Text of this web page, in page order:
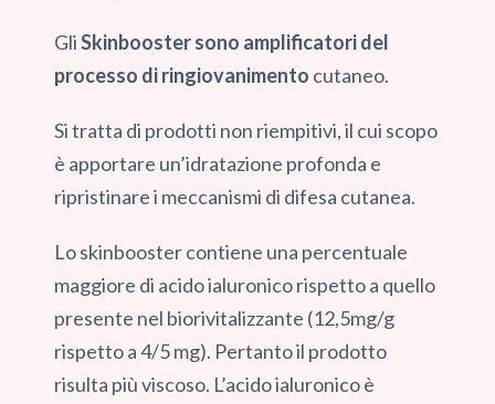
GliSkinbooster sono amplificatori del
processo di ringiovanimento cutaneo.
Si tratta di prodotti non riempitivi, il cui scopo
è apportare un’idratazione profonda e
ripristinare i meccanismi di difesa cutanea.
Lo skinbooster contiene una percentuale
maggiore di acido ialuronico rispetto a quello
presente nel biorivitalizzante (12,5mg/g
rispetto a 4/5 mg). Pertanto il prodotto
risulta più viscoso. L’acido ialuronico è